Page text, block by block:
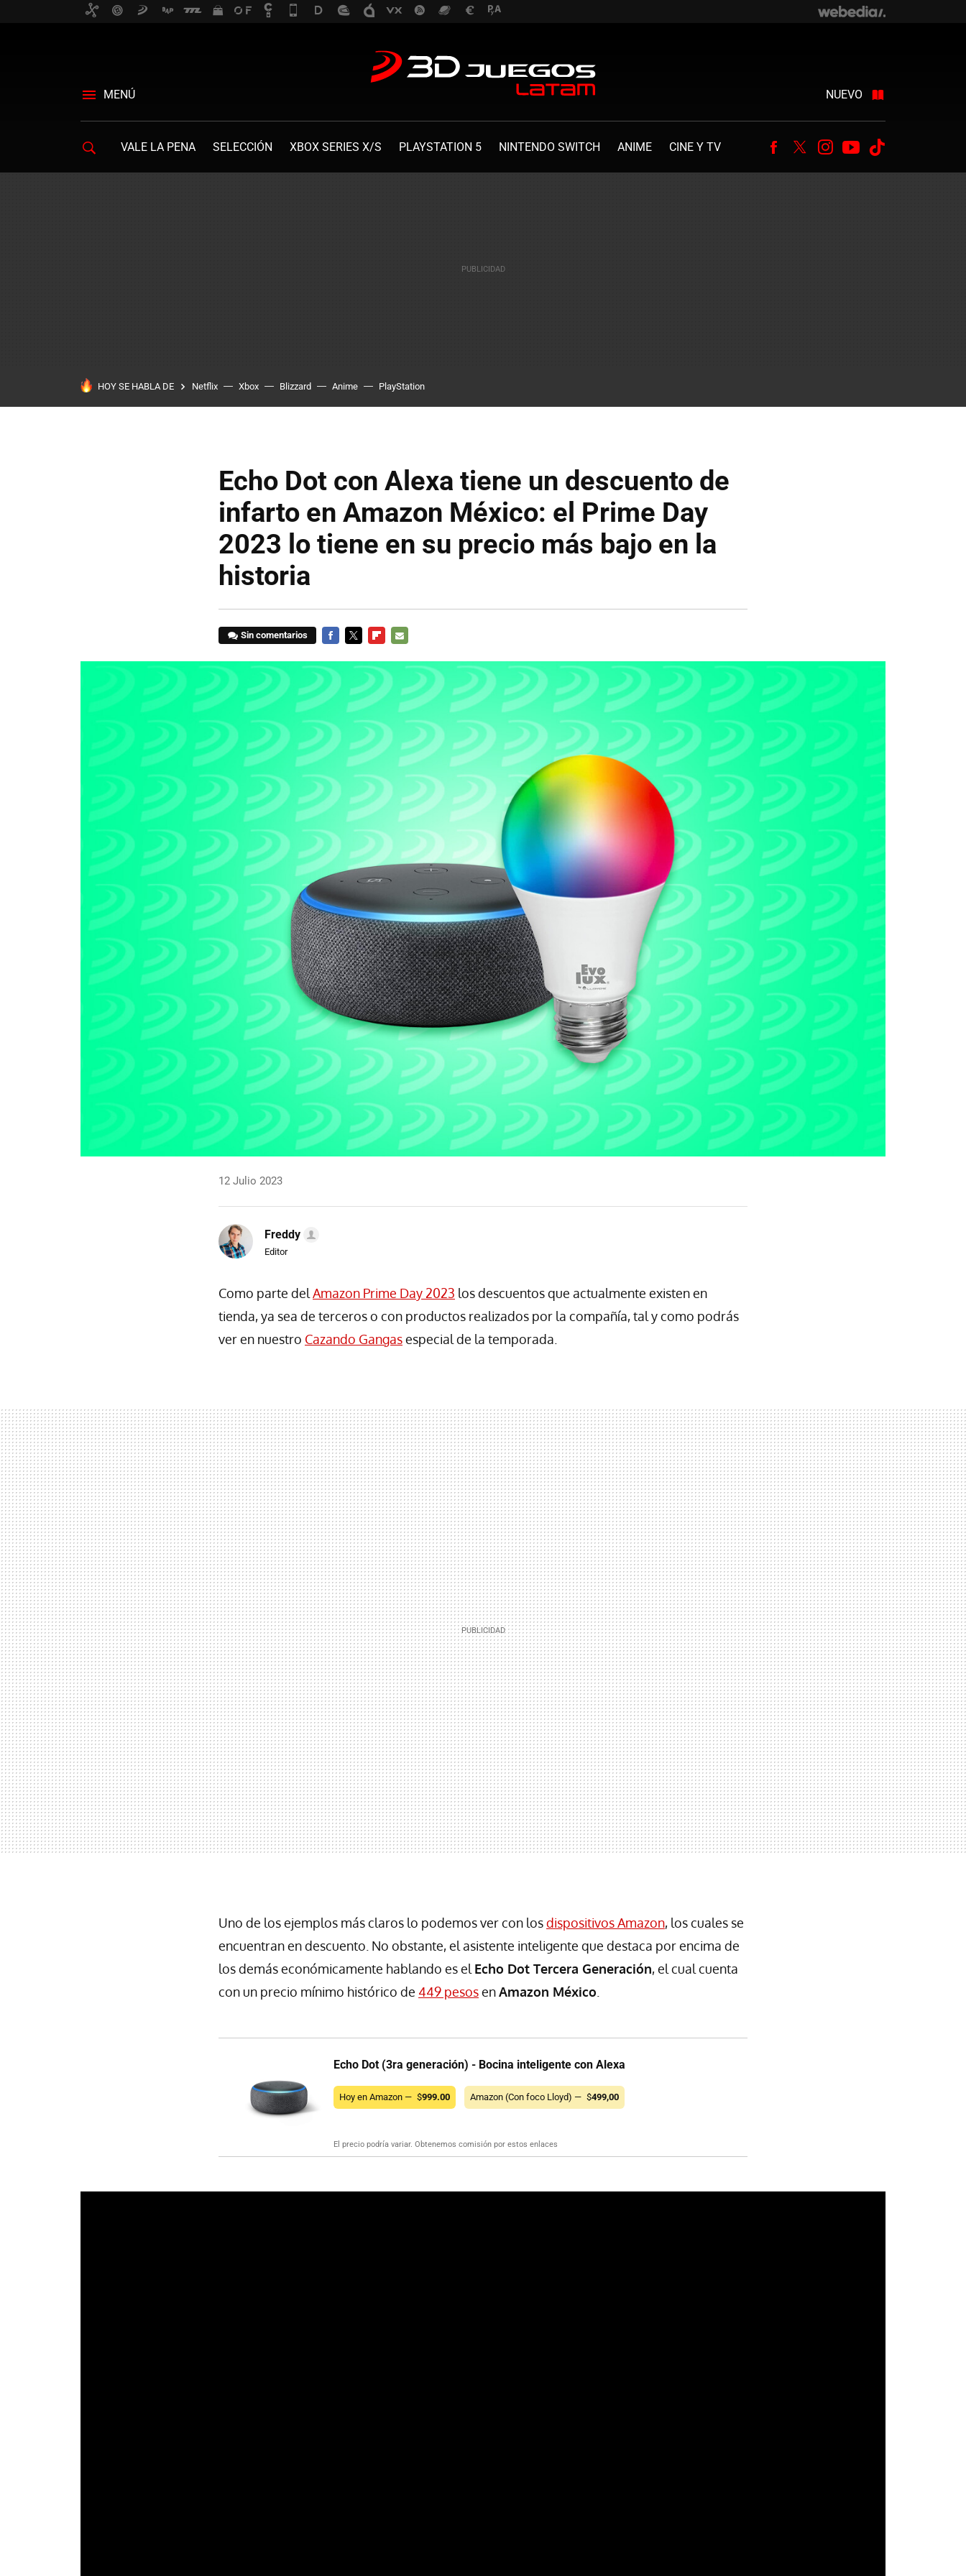
MENÚ NUEVO
VALE LA PENA SELECCIÓN XBOX SERIES X/S PLAYSTATION 5 NINTENDO SWITCH ANIME CINE Y TV Facebook
TwitterInstagram
Youtube
HOY SE HABLA DE Netflix Xbox Blizzard Anime PlayStation
Echo Dot con Alexa tiene un descuento de
infarto en Amazon México: el Prime Day
2023 lo tiene en su precio más bajo en la
historia
Sin comentarios
MAIL
12 Julio 2023
Freddy
Editor
Como parte del Amazon Prime Day 2023 los descuentos que actualmente existen en
tienda, ya sea de terceros o con productos realizados por la compañía, tal y como podrás
ver en nuestro Cazando Gangasespecial de la temporada.
Uno de los ejemplos más claros lo podemos ver con losdispositivos Amazon, los cuales se
encuentran en descuento. No obstante, el asistente inteligente que destaca por encima de
los demás económicamente hablando es el Echo Dot Tercera Generación, el cual cuenta
con un precio mínimo histórico de 449 pesosenAmazon México
Echo Dot (3ra generación) - Bocina inteligente con Alexa
Hoy en Amazon — $999.00 Amazon (Con foco Lloyd) — $499,00
El precio podría variar. Obtenemos comisión por estos enlaces